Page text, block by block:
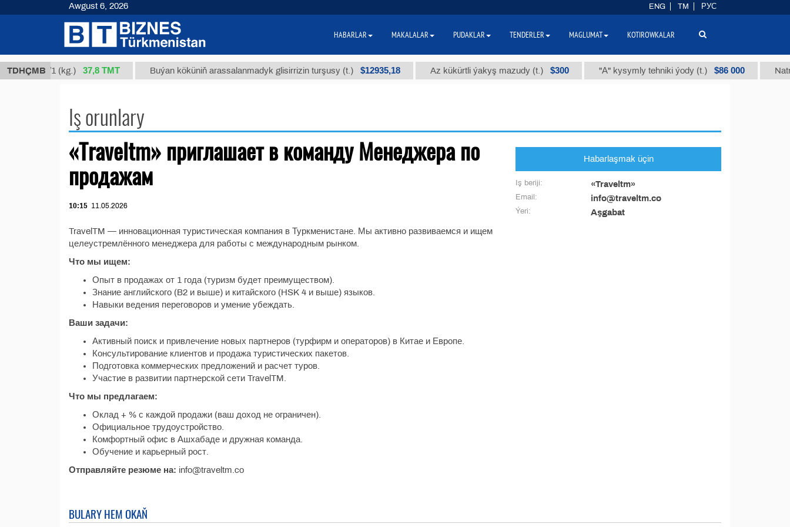
TDHÇMB
1, Nm 34/1 (kg.) 37,8 ТМТ Buýan köküniň arassalanmadyk glisirrizin turşusy (t.) $12935,18 Az kükürtli ýakyş mazudy (t.) $300 "А" kysymly tehniki ýody (t.) $86 000
Iş orunlary
«Traveltm» приглашает в команду Менеджера по
продажам
10:15 11.05.2026
TravelTM — инновационная туристическая компания в Туркменистане. Мы активно развиваемся и ищем
целеустремлённого менеджера для работы с международным рынком.
Что мы ищем:
Опыт в продажах от 1 года (туризм будет преимуществом).
Знание английского (B2 и выше) и китайского (HSK 4 и выше) языков.
Навыки ведения переговоров и умение убеждать.
Ваши задачи:
Активный поиск и привлечение новых партнеров (турфирм и операторов) в Китае и Европе.
Консультирование клиентов и продажа туристических пакетов.
Подготовка коммерческих предложений и расчет туров.
Участие в развитии партнерской сети TravelTM.
Что мы предлагаем:
Оклад + % с каждой продажи (ваш доход не ограничен).
Официальное трудоустройство.
Комфортный офис в Ашхабаде и дружная команда.
Обучение и карьерный рост.
Отправляйте резюме на: info@traveltm.co
Habarlaşmak üçin
Iş beriji: «Traveltm»
Email: info@traveltm.co
Ýeri: Aşgabat
BULARY HEM OKAŇ
Awgust 6, 2026 ENG TM РУС
HABARLAR MAKALALAR PUDAKLAR TENDERLER MAGLUMAT KOTIROWKALAR